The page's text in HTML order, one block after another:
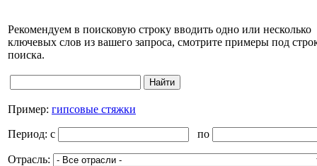
Рекомендуем в поисковую строку вводить одно или несколько
ключевых слов из вашего запроса, смотрите примеры под
поиска.
Пример: гипсовые стяжки
Период: c по
Отрасль: